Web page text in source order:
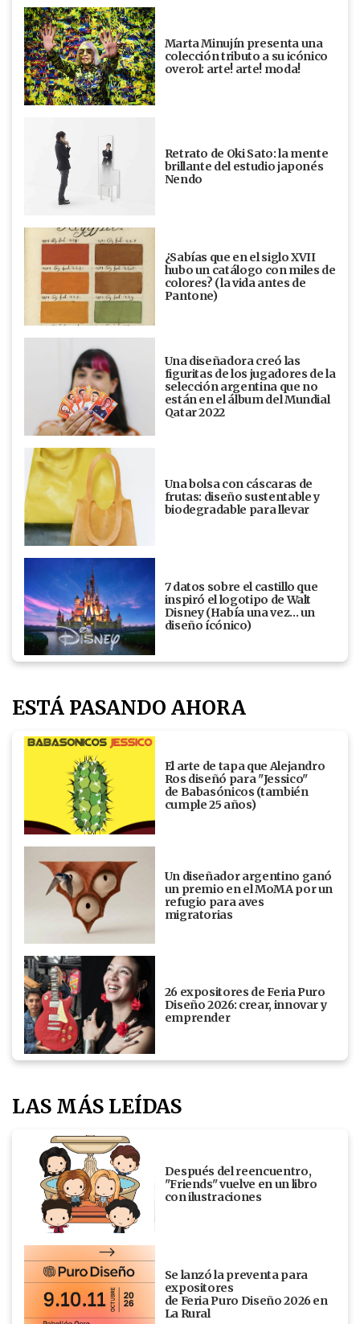
Marta Minujín presenta una
colección tributo a su icónico
overol: arte! arte! moda!
Retrato de Oki Sato: la mente
brillante del estudio japonés
Nendo
¿Sabías que en el siglo XVII
hubo un catálogo con miles de
colores? (la vida antes de
Pantone)
Una diseñadora creó las
figuritas de los jugadores de la
selección argentina que no
están en el álbum del Mundial
Qatar 2022
Una bolsa con cáscaras de
frutas: diseño sustentable y
biodegradable para llevar
7 datos sobre el castillo que
inspiró el logotipo de Walt
Disney (Había una vez... un
diseño ícónico)
ESTÁ PASANDO AHORA
El arte de tapa que Alejandro
Ros diseñó para "Jessico"
de Babasónicos (también
cumple 25 años)
Un diseñador argentino ganó
un premio en el MoMA por un
refugio para aves
migratorias
26 expositores de Feria Puro
Diseño 2026: crear, innovar y
emprender
LAS MÁS LEÍDAS
Después del reencuentro,
"Friends" vuelve en un libro
con ilustraciones
Se lanzó la preventa para
expositores
de Feria Puro Diseño 2026 en
La Rural